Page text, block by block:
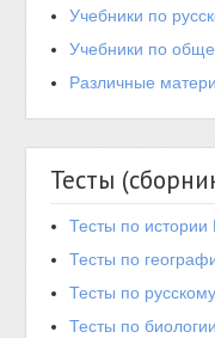
Учебники по
Учебники по
Различные
Тесты
Тесты по истории
Тесты по
Тесты по
Тесты по биологии